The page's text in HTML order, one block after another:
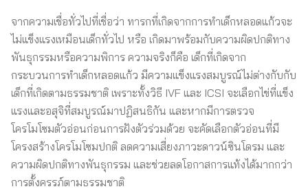
จากความเชื่อทั่วไปที่เชื่อว่า ทารกที่เกิดจากการทำเด็กหลอดแก้วจะ
ไม่แข็งแรงเหมือนเด็กทั่วไป หรือ เกิดมาพร้อมกับความผิดปกติทาง
พันธุกรรมหรือความพิการ ความจริงก็คือ เด็กที่เกิดจาก
กระบวนการทำเด็กหลอดแก้ว มีความแข็งแรงสมบูรณ์ไม่ต่างกับกับ
เด็กที่เกิดตามธรรมชาติ เพราะทั้งวิธี IVF และ ICSI จะเลือกไข่ที่แข็ง
แรงและอสุจิที่สมบูรณ์มาปฏิสนธิกัน และหากมีการตรวจ
โครโมโซมตัวอ่อนก่อนการฝังตัวร่วมด้วย จะคัดเลือกตัวอ่อนที่มี
โครงสร้างโครโมโซมปกติ ลดความเสี่ยงภาวะดาวน์ซินโดรม และ
ความผิดปกติทางพันธุกรรม และช่วยลดโอกาสการแท้งได้มากกว่า
การตั้งครรภ์ตามธรรมชาติ